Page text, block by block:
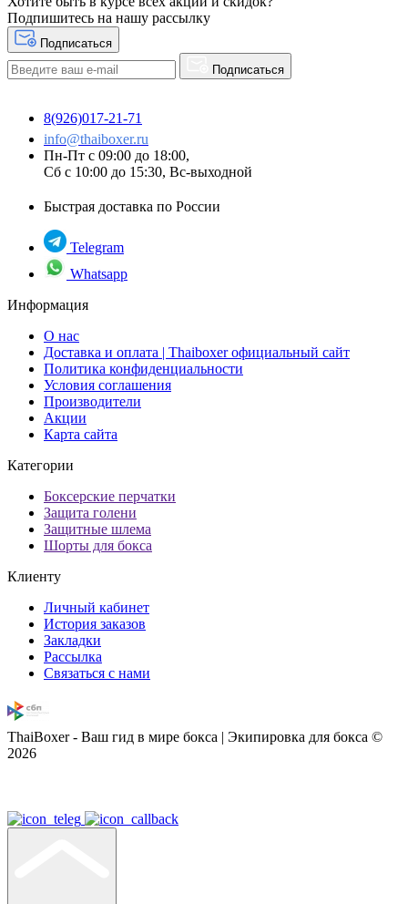
Подпишитесь на нашу рассылку
Подписаться
Подписаться
8(926)017-21-71
info@thaiboxer.ru
Пн-Пт с 09:00 до 18:00,
Сб с 10:00 до 15:30, Вс-выходной
Быстрая доставка по России
Telegram
Whatsapp
Информация
О нас
Доставка и оплата | Thaiboxer официальный сайт
Политика конфиденциальности
Условия соглашения
Производители
Акции
Карта сайта
Категории
Боксерские перчатки
Защита голени
Защитные шлема
Шорты для бокса
Клиенту
Личный кабинет
История заказов
Закладки
Рассылка
Связаться с нами
ThaiBoxer - Ваш гид в мире бокса | Экипировка для бокса ©
2026